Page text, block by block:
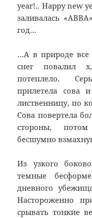
year!.. Happy new
заливалась
год…
…А в природе
снег повалил
потеплело.
прилетела сова
лиственницу, по
Сова повертела
стороны,
бесшумно
Из узкого
темные
дневного
Настороженно
срывать тонкие